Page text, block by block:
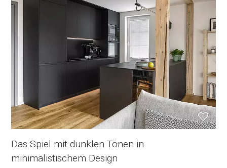
Das Spiel mit dunklen Tönen in
minimalistischem Design